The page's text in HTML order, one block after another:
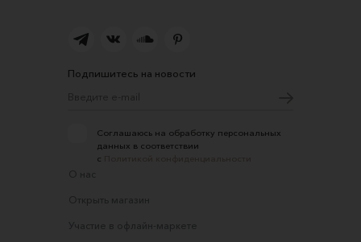
Подпишитесь на новости
Соглашаюсь на обработку персональных
данных в соответствии
с
О нас
Открыть магазин
Участие в офлайн-маркете